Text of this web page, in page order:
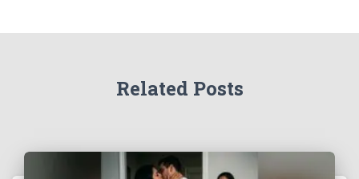
Related Posts